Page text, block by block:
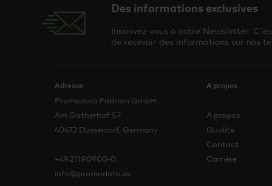
Des informations exclusives
Inscrivez-vous à notre Newsletter.
de recevoir des informations sur nos
Adresse
Promodoro Fashion GmbH
Am Gatherhof 57
40472 Düsseldorf, Germany
+49.211.90900-0
info@promodoro.de
A propos
A propos
Qualité
Contact
Carrière